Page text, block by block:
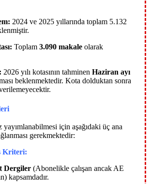
2024 ve 2025 yıllarında toplam 5.132
Toplam 3.090 makale olarak
2026 yılı kotasının tahminen Haziran ayı
beklenmektedir. Kota dolduktan sonra
için aşağıdaki üç ana
gerekmektedir:
Kriteri:
Dergiler (Abonelikle çalışan ancak AE
kapsamdadır.